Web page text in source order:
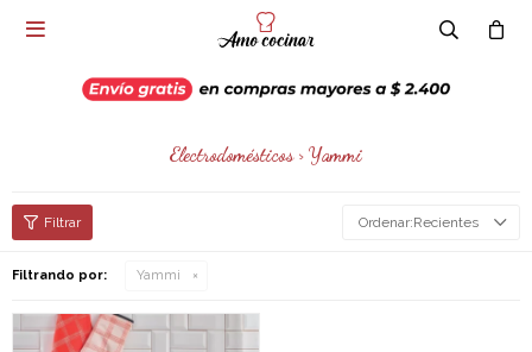

Electrodomésticos > Yammi
Recientes
Filtrando por: Yammi